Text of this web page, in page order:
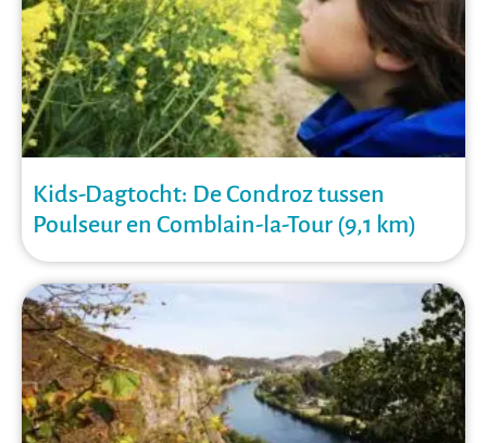
Kids-Dagtocht: De Condroz tussen
Poulseur en Comblain-la-Tour (9,1 km)